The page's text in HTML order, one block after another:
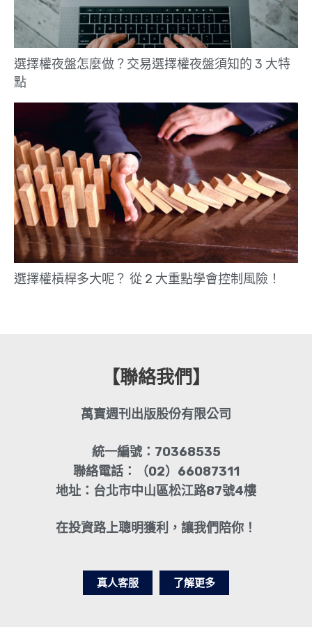
選擇權夜盤怎麼做？交易選擇權夜盤須知的 3 大特
點
選擇權槓桿多大呢？ 從 2 大重點學會控制風險！
【聯絡我們】
萬寶週刊出版股份有限公司
統一編號：70368535
聯絡電話：（02）66087311
地址：台北市中山區松江路87號4樓
在投資路上聰明獲利，讓我們陪你！
真人客服 了解更多